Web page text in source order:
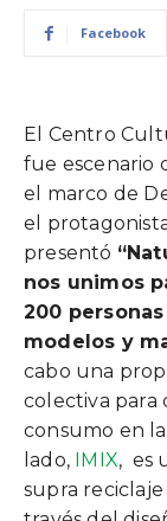
Facebook
El Centro
fue escenario
el marco de
el
presentó
nos unimos
200
modelos y
cabo una
colectiva para
consumo en
lado,
IMIX, es
supra